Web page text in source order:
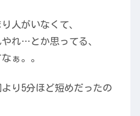
人がいなくて、
れ…とか思ってる、
ぁ。。
り5分ほど短めだったの